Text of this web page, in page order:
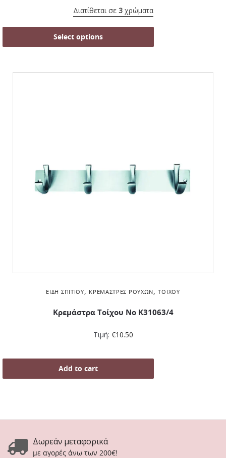
Διατίθεται σε 3χρώματα
Select options
ΕΊΔΗ ΣΠΙΤΙΟΎ, ΚΡΕΜΆΣΤΡΕΣ ΡΟΎΧΩΝ,ΤΟΊΧΟΥ
Κρεμάστρα Τοίχου Νο K31063/4
Τιμή: €10.50
Add to cart
Δωρεάν μεταφορικά
με αγορές άνω των 200€!